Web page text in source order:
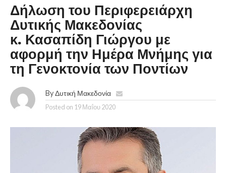
Δήλωση του Περιφερειάρχη
Δυτικής Μακεδονίας
κ. Κασαπίδη Γιώργου με
αφορμή την Ημέρα Μνήμης για
τη Γενοκτονία των Ποντίων
By Δυτική Μακεδονία
Posted on 19 Μαΐου 2020